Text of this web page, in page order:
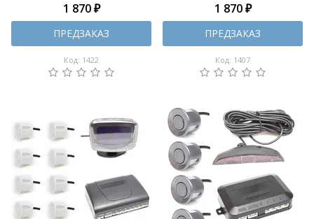
1 870 ₽
ПРЕДЗАКАЗ
Код: 1422
1 870 ₽
ПРЕДЗАКАЗ
Код: 1407